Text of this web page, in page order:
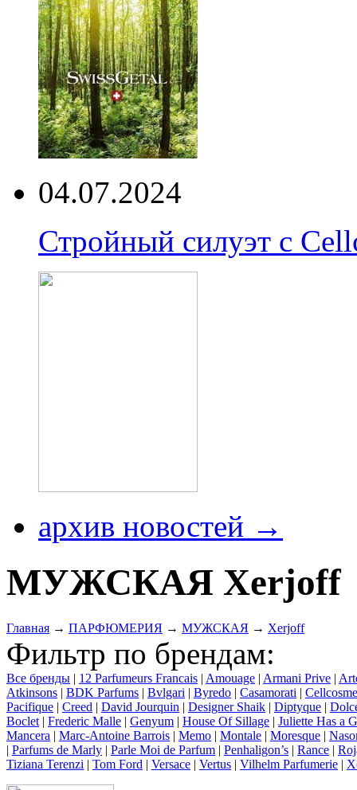
04.07.2024
Стройный силуэт с
архив новостей →
МУЖСКАЯ Xerjoff
Главная → ПАРФЮМЕРИЯ → МУЖСКАЯ → Xerjoff
Фильтр по брендам:
Все бренды | 12 Parfumeurs Francais | Amouage | Armani Prive |
Atkinsons | BDK Parfums | Bvlgari | Byredo | Casamorati |
Pacifique | Creed | David Jourquin | Designer Shaik | Diptyque |
Boclet | Frederic Malle | Genyum | House Of Sillage | Juliette Has a
Mancera | Marc-Antoine Barrois | Memo | Montale | Moresque |
| Parfums de Marly | Parle Moi de Parfum | Penhaligon’s | Rance |
Tiziana Terenzi | Tom Ford | Versace | Vertus | Vilhelm Parfumerie |